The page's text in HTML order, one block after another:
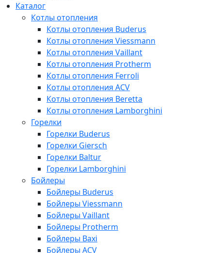
Каталог
Котлы отопления
Котлы отопления Buderus
Котлы отопления Viessmann
Котлы отопления Vaillant
Котлы отопления Protherm
Котлы отопления Ferroli
Котлы отопления ACV
Котлы отопления Beretta
Котлы отопления Lamborghini
Горелки
Горелки Buderus
Горелки Giersch
Горелки Baltur
Горелки Lamborghini
Бойлеры
Бойлеры Buderus
Бойлеры Viessmann
Бойлеры Vaillant
Бойлеры Protherm
Бойлеры Baxi
Бойлеры ACV